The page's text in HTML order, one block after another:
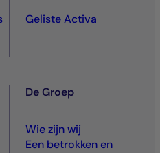
Geliste Activa
De Groep
Wie zijn wij
Een betrokken en